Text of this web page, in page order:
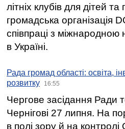
літніх клубів для дітей
громадська організація
співпраці з
в Україні.
Рада громад області: освіта,
розвитку
16:55
Чергове засідання Ради
Чернігові 27 липня. На
в полі зору й на